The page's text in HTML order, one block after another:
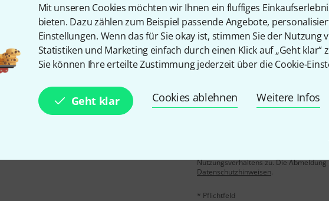
Mit unseren Cookies möchten wir Ihnen ein fluffiges
bieten. Dazu zählen zum Beispiel passende Angebote,
Einstellungen. Wenn das für Sie okay ist, stimmen Sie der Nutzung
Statistiken und Marketing einfach durch einen Klick auf „Geht klar“
Sie können Ihre erteilte Zustimmung jederzeit über die Cookie-
Geht klar Cookies ablehnen Weitere Infos
Teilen Hilfe & Feedback
und gewinne mit etwas Glück
Mit Klick auf „Jetzt anmelden“
Nutzungsverhaltens zu. Die
Datenschutzhinweisen.
* Pflichtfeld